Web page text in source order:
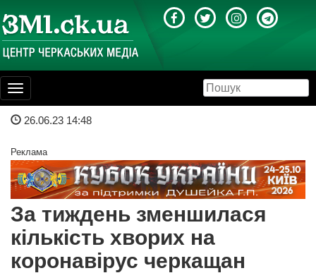
Toggle
navigation
26.06.23 14:48
Реклама
За тиждень зменшилася
кількість хворих на
коронавірус черкащан